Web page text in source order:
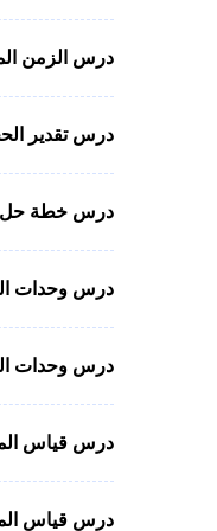
درس الزمن
درس تقدير
درس خطة حل
درس وحدات
درس وحدات
درس قياس
درس قياس